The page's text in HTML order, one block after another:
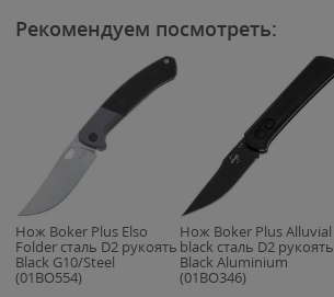
Рекомендуем посмотреть:
Нож Boker Plus Elso
Folder сталь D2 рукоять
Black G10/Steel
(01BO554)
Нож Boker Plus Alluvial
black сталь D2 рукоять
Black Aluminium
(01BO346)